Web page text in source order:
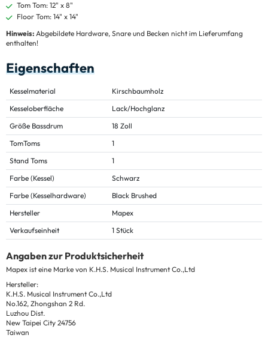
Tom Tom: 12" x 8"
Floor Tom: 14" x 14"
Hinweis: Abgebildete Hardware, Snare und Becken nicht im Lieferumfang
enthalten!
Eigenschaften
Kesselmaterial
Kirschbaumholz
Kesseloberfläche
Lack/Hochglanz
Größe Bassdrum
18 Zoll
TomToms
1
Stand Toms
1
Farbe (Kessel)
Schwarz
Farbe (Kesselhardware)
Black Brushed
Hersteller
Mapex
Verkaufseinheit
1 Stück
Angaben zur Produktsicherheit
Mapex ist eine Marke von K.H.S. Musical Instrument Co.,Ltd
Hersteller:
K.H.S. Musical Instrument Co.,Ltd
No.162, Zhongshan 2 Rd.
Luzhou Dist.
New Taipei City 24756
Taiwan